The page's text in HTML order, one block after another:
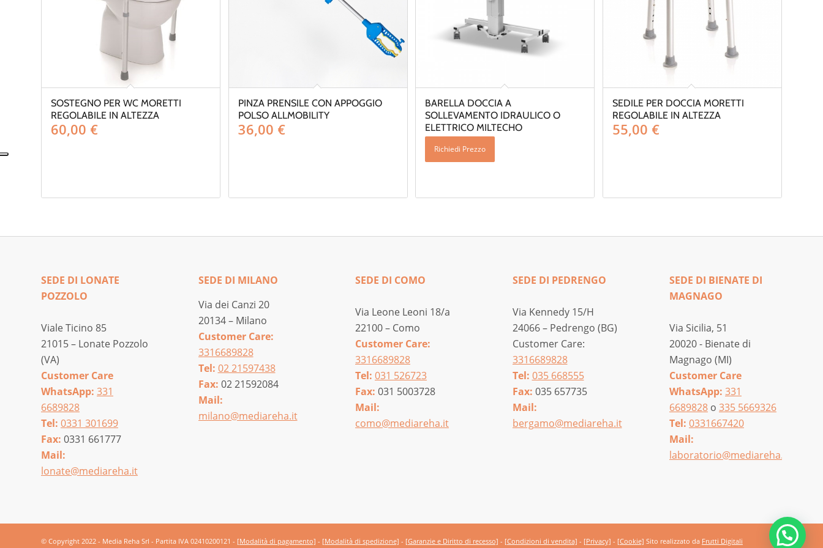
SOSTEGNO PER WC MORETTI
REGOLABILE IN ALTEZZA
60,00 €
PINZA PRENSILE CON APPOGGIO
POLSO ALLMOBILITY
36,00 €
BARELLA DOCCIA A
SOLLEVAMENTO IDRAULICO O
ELETTRICO MILTECHO
Richiedi Prezzo
SEDILE PER DOCCIA MORETTI
REGOLABILE IN ALTEZZA
55,00 €
SEDE DI LONATE
POZZOLO
Viale Ticino 85
21015 – Lonate Pozzolo
(VA)
Customer Care
WhatsApp: 331
6689828
Tel: 0331 301699
Fax: 0331 661777
Mail:
lonate@mediareha.it
SEDE DI MILANO
Via dei Canzi 20
20134 – Milano
Customer Care:
3316689828
Tel: 02 21597438
Fax: 02 21592084
Mail:
milano@mediareha.it
SEDE DI COMO
Via Leone Leoni 18/a
22100 – Como
Customer Care:
3316689828
Tel: 031 526723
Fax: 031 5003728
Mail:
como@mediareha.it
SEDE DI PEDRENGO
Via Kennedy 15/H
24066 – Pedrengo (BG)
Customer Care:
3316689828
Tel: 035 668555
Fax: 035 657735
Mail:
bergamo@mediareha.it
SEDE DI BIENATE DI
MAGNAGO
Via Sicilia, 51
20020 - Bienate di
Magnago (MI)
Customer Care
WhatsApp: 331
6689828 o 335 5669326
Tel: 0331667420
Mail:
laboratorio@mediareha.it
© Copyright 2022 - Media Reha Srl - Partita IVA 02410200121 - [Modalità di pagamento] - [Modalità di spedizione] - [Garanzie e Diritto di recesso] - [Condizioni di vendita] - [Privacy] - [Cookie] Sito realizzato da Frutti Digitali